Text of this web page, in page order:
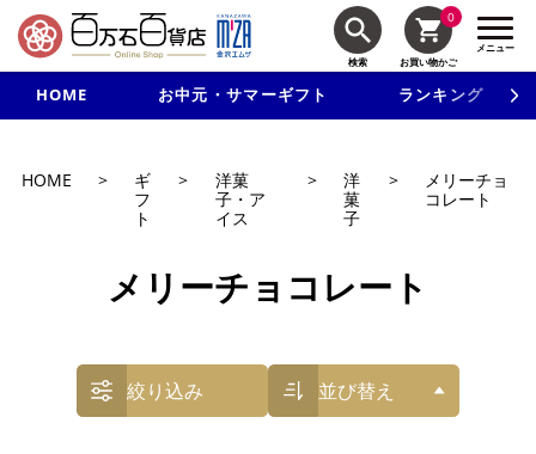
検索
0
お買い物かご
メニュー
HOME お中元・サマーギフト ランキング
新規入会で3千円以上で使える500円クーポンを進呈！
HOME >
ギ
フ
ト
>
洋菓
子・ア
イス
>
洋
菓
子
>
メリーチョ
コレート
メリーチョコレート
絞り込み 並び替え